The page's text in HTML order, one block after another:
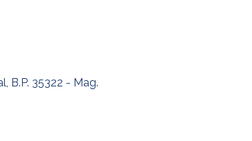
B.P. 35322 - Mag.